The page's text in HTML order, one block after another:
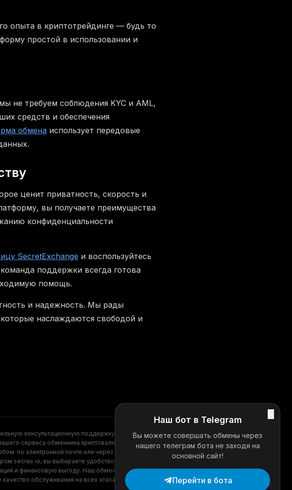
опыта в криптотрейдинге — будь то
простой в использовании и
не требуем соблюдения KYC и AML,
средств и обеспечения
обмена использует передовые
ценит приватность, скорость и
вы получаете преимущества
конфиденциальности
SecretExchange и воспользуйтесь
поддержки всегда готова
помощь.
и надежность. Мы рады
наслаждаются свободой и
Telegram
консультационную поддержку?
сервиса обменника криптовалют
по электронной почте или через
secrex.io, вы выбираете удобство,
и финансовую выгоду. Наш обменник
обслуживания на всех этапах
Наш бот в Telegram
Вы можете совершать обмены через
нашего телеграм бота не заходя на
основной сайт!
Перейти в бота